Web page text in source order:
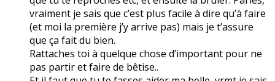
vraiment je sais que c’est plus facile à dire qu’à faire
(et moi la première j’y arrive pas) mais je t’assure
que ça fait du bien.
Rattaches toi à quelque chose d’important pour ne
pas partir et faire de bêtise..